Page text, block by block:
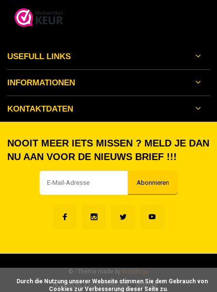
USEFULL LINKS
INFORMATIONEN
KONTAKTDATEN
NOOIT MEER IETS MISSEN ? MELD JE DAN
NU AAN VOOR DE NIEUWS BRIEF !!!
Abonnieren
ALGEMENE VOORWAARDEN Sitemap
© - Theme made by Webdinge
Cookies zur Verbesserung dieser Seite zu.